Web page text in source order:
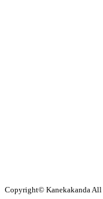
Copyright© Kanekakanda All